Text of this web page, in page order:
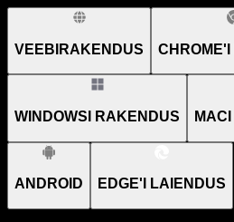
VEEBIRAKENDUS
WINDOWSI RAKENDUS
ANDROID EDGE'I LAIENDUS